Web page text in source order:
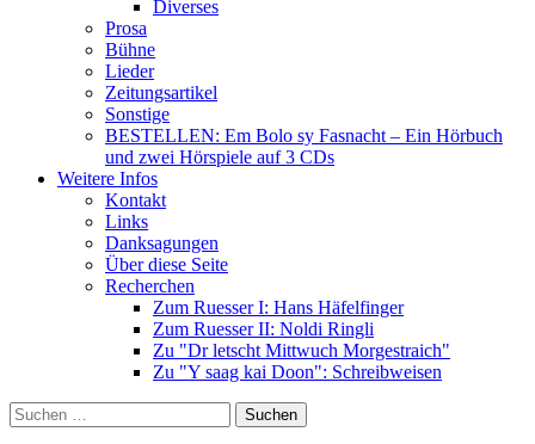
Diverses
Prosa
Bühne
Lieder
Zeitungsartikel
Sonstige
BESTELLEN: Em Bolo sy Fasnacht – Ein Hörbuch
und zwei Hörspiele auf 3 CDs
Weitere Infos
Kontakt
Links
Danksagungen
Über diese Seite
Recherchen
Zum Ruesser I: Hans Häfelfinger
Zum Ruesser II: Noldi Ringli
Zu "Dr letscht Mittwuch Morgestraich"
Zu "Y saag kai Doon": Schreibweisen
Suche
nach: